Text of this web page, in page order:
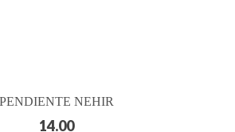
PENDIENTE NEHIR
14.00